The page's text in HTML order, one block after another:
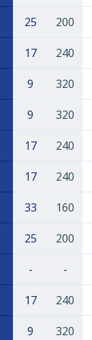
25 200
17 240
9 320
9 320
17 240
17 240
33 160
25 200
- -
17 240
9 320